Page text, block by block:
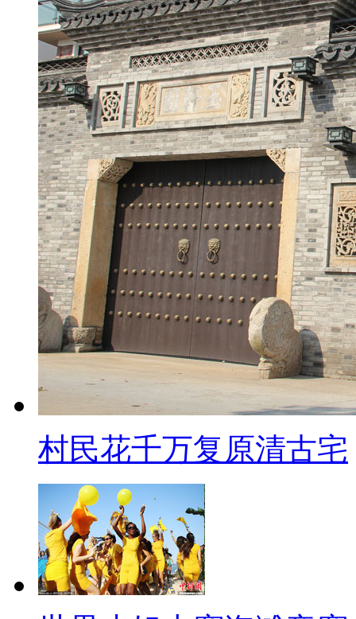
俄罗斯提出这样的建议
显然对于缓和叙利亚局势
有一定好处
但是关键现在美国做出的承
他仅仅说是暂时停止打击
那以后会不会进行打击
这是叙利亚方面以后要进行
要进行评估的一个事情
叙利亚暂时表示他接受这个
并不表示他肯定会落实
他肯定还会和美国进行讨价
【解说】周永生分析说，如
争应该没有问题，但是很可能
多难以预料的后果。
三时事每日鲜
村民花千万复原清古宅